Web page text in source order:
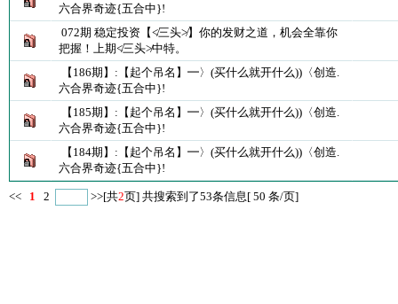
六合界奇迹{五合中}!
072期 稳定投资【≮三头≯】你的发财之道，机会全靠你
把握！上期≮三头≯中特。
【186期】:【起个吊名】━〉(买什么就开什么))〈创造.
六合界奇迹{五合中}!
【185期】:【起个吊名】━〉(买什么就开什么))〈创造.
六合界奇迹{五合中}!
【184期】:【起个吊名】━〉(买什么就开什么))〈创造.
六合界奇迹{五合中}!
<< 1 2 >>[共2页] 共搜索到了53条信息[ 50 条/页]